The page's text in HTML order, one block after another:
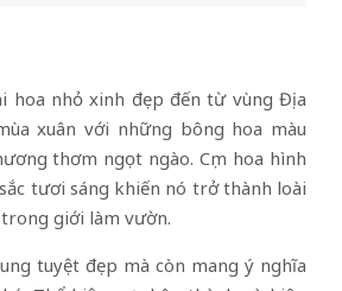
hoa nhỏ xinh đẹp đến từ vùng Địa
xuân với những bông hoa màu
thơm ngọt ngào. Cụm hoa hình
tươi sáng khiến nó trở thành loài
giới làm vườn.
tuyệt đẹp mà còn mang ý nghĩa